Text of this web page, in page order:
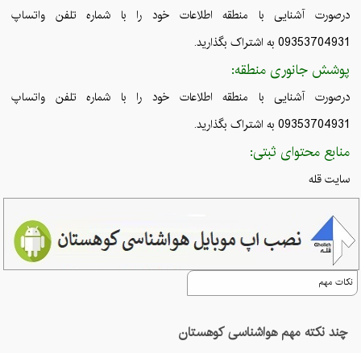
درصورت آشنایی با منطقه اطلاعات خود را با شماره تلفن واتساپ
09353704931 به اشتراک بگذارید.
پوشش جانوری منطقه:
درصورت آشنایی با منطقه اطلاعات خود را با شماره تلفن واتساپ
09353704931 به اشتراک بگذارید.
منابع محتوای ثبتی:
سایت قله
نکات مهم
چند نکته مهم هواشناسی کوهستان